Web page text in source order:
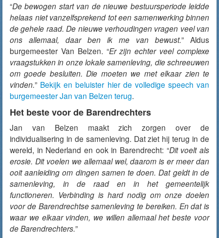
“De bewogen start van de nieuwe bestuursperiode leidde
helaas niet vanzelfsprekend tot een samenwerking binnen
de gehele raad. De nieuwe verhoudingen vragen veel van
ons allemaal, daar ben ik me van bewust.” Aldus
burgemeester Van Belzen. “Er zijn echter veel complexe
vraagstukken in onze lokale samenleving, die schreeuwen
om goede besluiten. Die moeten we met elkaar zien te
vinden.” Bekijk en beluister hier de volledige speech van
burgemeester Jan van Belzen terug.
Het beste voor de Barendrechters
Jan van Belzen maakt zich zorgen over de
individualisering in de samenleving. Dat ziet hij terug in de
wereld, in Nederland en ook in Barendrecht: “Dit voelt als
erosie. Dit voelen we allemaal wel, daarom is er meer dan
ooit aanleiding om dingen samen te doen. Dat geldt in de
samenleving, in de raad en in het gemeentelijk
functioneren. Verbinding is hard nodig om onze doelen
voor de Barendrechtse samenleving te bereiken. En dat is
waar we elkaar vinden, we willen allemaal het beste voor
de Barendrechters.”